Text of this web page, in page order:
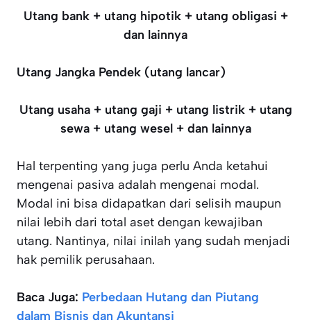
Utang bank + utang hipotik + utang obligasi +
dan lainnya
Utang Jangka Pendek (utang lancar)
Utang usaha + utang gaji + utang listrik + utang
sewa + utang wesel + dan lainnya
Hal terpenting yang juga perlu Anda ketahui
mengenai pasiva adalah mengenai modal.
Modal ini bisa didapatkan dari selisih maupun
nilai lebih dari total aset dengan kewajiban
utang. Nantinya, nilai inilah yang sudah menjadi
hak pemilik perusahaan.
Baca Juga: Perbedaan Hutang dan Piutang
dalam Bisnis dan Akuntansi